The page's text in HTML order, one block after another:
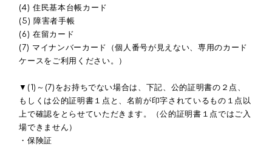
(4) 住民基本台帳カード
(5) 障害者手帳
(6) 在留カード
(7) マイナンバーカード（個人番号が見えない、専用のカード
ケースをご利用ください。）
▼(1)～(7)をお持ちでない場合は、下記、公的証明書の２点、
もしくは公的証明書１点と、名前が印字されているもの１点以
上で確認をとらせていただきます。（公的証明書１点ではご入
場できません）
・保険証